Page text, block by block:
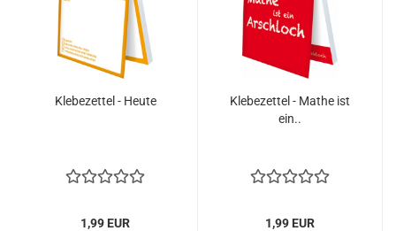
Klebezettel - Heute
1,99 EUR
Klebezettel - Mathe ist
ein..
1,99 EUR